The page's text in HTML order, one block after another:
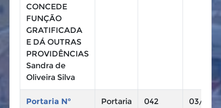
CONCEDE
FUNÇÃO
GRATIFICADA
E DÁ OUTRAS
PROVIDÊNCIAS
Sandra de
Oliveira Silva
Portaria N°
Portaria 042 03/11/